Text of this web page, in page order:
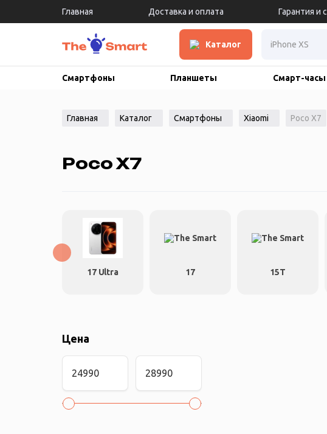
Главная Доставка и оплата Гарантия и
Каталог
Смартфоны Планшеты Смарт-часы
Главная Каталог Смартфоны Xiaomi Poco X7
Poco X7
17 Ultra 17 15T
Цена